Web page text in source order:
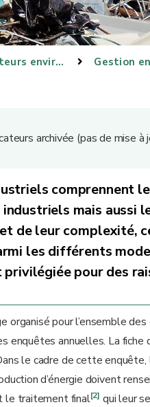
Indicateurs environnementaux
archivée (pas de mise
comprennent
mais aussi
de leur complexité,
les différents
pour des
organisé pour l’ensemble
enquêtes annuelles. La
le cadre de cette enquête,
d’énergie doivent
le traitement final[2] qui leur